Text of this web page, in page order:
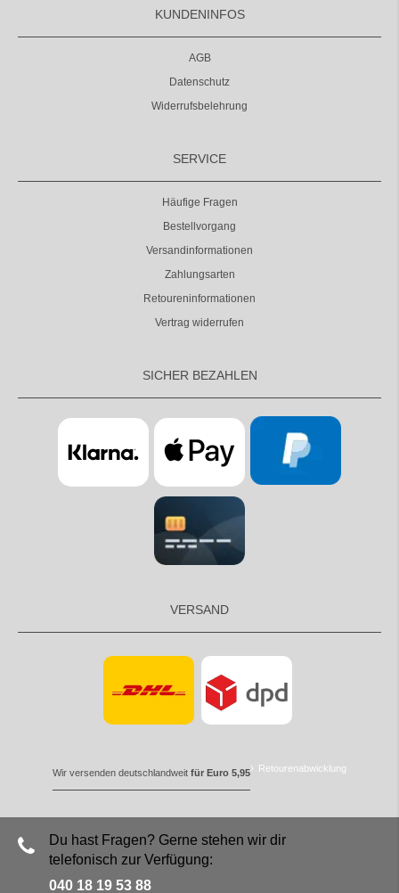
KUNDENINFOS
AGB
Datenschutz
Widerrufsbelehrung
SERVICE
Häufige Fragen
Bestellvorgang
Versandinformationen
Zahlungsarten
Retoureninformationen
Vertrag widerrufen
SICHER BEZAHLEN
VERSAND
Wir versenden deutschlandweit für Euro 5,95 Retourenabwicklung
Du hast Fragen? Gerne stehen wir dir
telefonisch zur Verfügung:
040 18 19 53 88